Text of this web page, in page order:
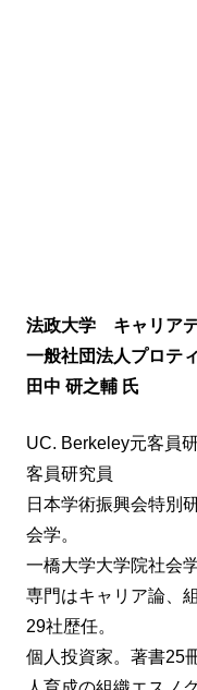
法政大学 キャリア
一般社団法人プロテ
田中 研之輔 氏
UC. Berkeley元客員
客員研究員
日本学術振興会特別
会学。
一橋大学大学院社会
専門はキャリア論、
29社歴任。
個人投資家。著書25